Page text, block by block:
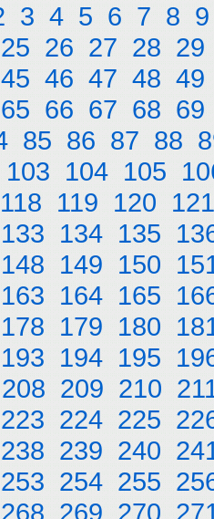
3 4 5 6 7 8 9
25 26 27 28 29
45 46 47 48 49
65 66 67 68 69
85 86 87 88
103 104 105
118 119 120 121
133 134 135
148 149 150
163 164 165
178 179 180
193 194 195
208 209 210
223 224 225
238 239 240
253 254 255
268 269 270